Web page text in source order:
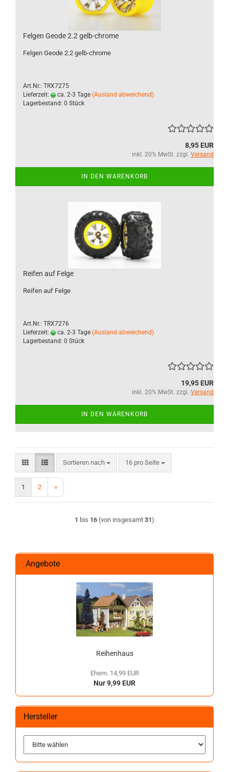
Felgen Geode 2.2 gelb-chrome
Felgen Geode 2.2 gelb-chrome
Art.Nr.: TRX7275
Lieferzeit:
ca. 2-3 Tage (Ausland abweichend)
Lagerbestand: 0 Stück
8,95 EUR
inkl. 20% MwSt. zzgl. Versand
IN DEN WARENKORB
Reifen auf Felge
Reifen auf Felge
Art.Nr.: TRX7276
Lieferzeit:
ca. 2-3 Tage (Ausland abweichend)
Lagerbestand: 0 Stück
19,95 EUR
inkl. 20% MwSt. zzgl. Versand
IN DEN WARENKORB
Sortieren nach
Sortieren nach 16 pro Seite
pro Seite
1 2 »
1 bis 16 (von insgesamt 31)
Angebote
Reihenhaus
Ehem. 14,99 EUR
Nur 9,99 EUR
Hersteller